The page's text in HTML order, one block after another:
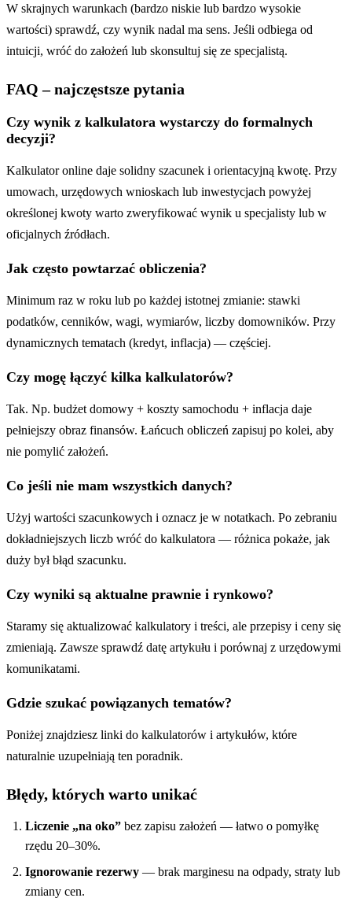
W skrajnych warunkach (bardzo niskie lub bardzo wysokie
wartości) sprawdź, czy wynik nadal ma sens. Jeśli odbiega od
intuicji, wróć do założeń lub skonsultuj się ze specjalistą.
FAQ – najczęstsze pytania
Czy wynik z kalkulatora wystarczy do formalnych
decyzji?
Kalkulator online daje solidny szacunek i orientacyjną kwotę. Przy
umowach, urzędowych wnioskach lub inwestycjach powyżej
określonej kwoty warto zweryfikować wynik u specjalisty lub w
oficjalnych źródłach.
Jak często powtarzać obliczenia?
Minimum raz w roku lub po każdej istotnej zmianie: stawki
podatków, cenników, wagi, wymiarów, liczby domowników. Przy
dynamicznych tematach (kredyt, inflacja) — częściej.
Czy mogę łączyć kilka kalkulatorów?
Tak. Np. budżet domowy + koszty samochodu + inflacja daje
pełniejszy obraz finansów. Łańcuch obliczeń zapisuj po kolei, aby
nie pomylić założeń.
Co jeśli nie mam wszystkich danych?
Użyj wartości szacunkowych i oznacz je w notatkach. Po zebraniu
dokładniejszych liczb wróć do kalkulatora — różnica pokaże, jak
duży był błąd szacunku.
Czy wyniki są aktualne prawnie i rynkowo?
Staramy się aktualizować kalkulatory i treści, ale przepisy i ceny się
zmieniają. Zawsze sprawdź datę artykułu i porównaj z urzędowymi
komunikatami.
Gdzie szukać powiązanych tematów?
Poniżej znajdziesz linki do kalkulatorów i artykułów, które
naturalnie uzupełniają ten poradnik.
Błędy, których warto unikać
Liczenie „na oko” bez zapisu założeń — łatwo o pomyłkę
rzędu 20–30%.
Ignorowanie rezerwy — brak marginesu na odpady, straty lub
zmiany cen.